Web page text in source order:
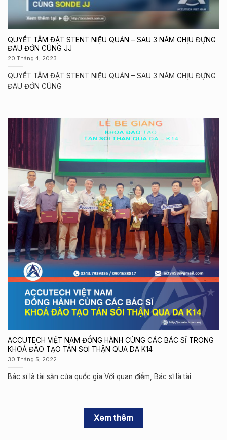
QUYẾT TÂM ĐẶT STENT NIỆU QUẢN – SAU 3 NĂM CHỊU ĐỰNG
ĐAU ĐỚN CÙNG JJ
20 Tháng 4, 2023
QUYẾT TÂM ĐẶT STENT NIỆU QUẢN – SAU 3 NĂM CHỊU ĐỰNG
ĐAU ĐỚN CÙNG
ACCUTECH VIỆT NAM ĐỒNG HÀNH CÙNG CÁC BÁC SĨ TRONG
KHOÁ ĐÀO TẠO TÁN SỎI THẬN QUA DA K14
30 Tháng 5, 2022
Bác sĩ là tài sản của quốc gia Với quan điểm, Bác sĩ là tài
Xem thêm